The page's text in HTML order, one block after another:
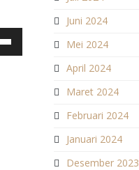
Juni 2024
Mei 2024
April 2024
Maret 2024
Februari 2024
Januari 2024
Desember 2023